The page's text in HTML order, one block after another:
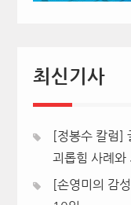
최신기사
[정봉수 칼럼]
괴롭힘 사례와
[손영미의 감